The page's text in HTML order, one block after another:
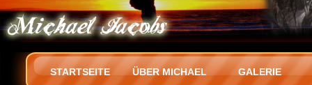
STARTSEITE ÜBER MICHAEL GALERIE